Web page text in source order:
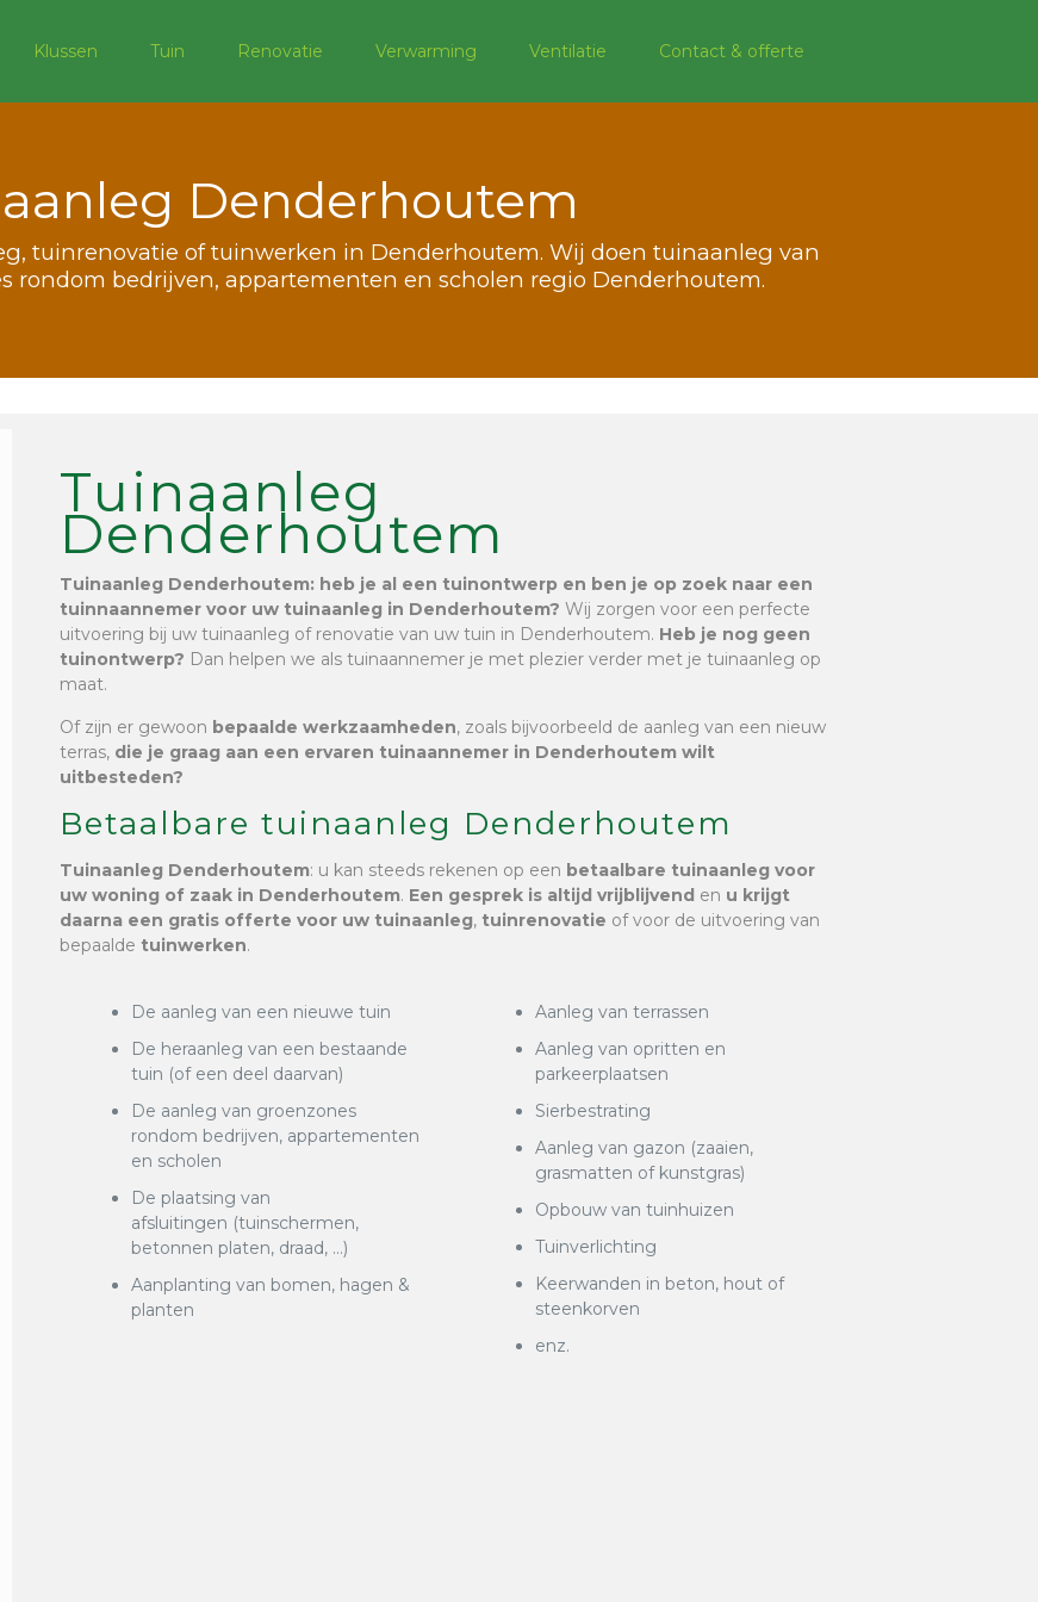
Klussen Tuin Renovatie Verwarming Ventilatie Contact & offerte
Denderhoutem
tuinrenovatie of tuinwerken in Denderhoutem. Wij doen tuinaanleg van
rondom bedrijven, appartementen en scholen regio Denderhoutem.
Tuinaanleg
Denderhoutem
Tuinaanleg Denderhoutem: heb je al een tuinontwerp en ben je op zoek naar een
tuinnaannemer voor uw tuinaanleg in Denderhoutem? Wij zorgen voor een perfecte
uitvoering bij uw tuinaanleg of renovatie van uw tuin in Denderhoutem. Heb je nog geen
tuinontwerp? Dan helpen we als tuinaannemer je met plezier verder met je tuinaanleg op
maat.
Of zijn er gewoon bepaalde werkzaamheden, zoals bijvoorbeeld de aanleg van een nieuw
terras, die je graag aan een ervaren tuinaannemer in Denderhoutem wilt
uitbesteden?
Betaalbare tuinaanleg Denderhoutem
Tuinaanleg Denderhoutem: u kan steeds rekenen op een betaalbare tuinaanleg voor
uw woning of zaak in Denderhoutem. Een gesprek is altijd vrijblijvend en u krijgt
daarna een gratis offerte voor uw tuinaanleg, tuinrenovatie of voor de uitvoering van
bepaalde tuinwerken.
De aanleg van een nieuwe tuin
De heraanleg van een bestaande
tuin (of een deel daarvan)
De aanleg van groenzones
rondom bedrijven, appartementen
en scholen
De plaatsing van
afsluitingen (tuinschermen,
betonnen platen, draad, …)
Aanplanting van bomen, hagen &
planten
Aanleg van terrassen
Aanleg van opritten en
parkeerplaatsen
Sierbestrating
Aanleg van gazon (zaaien,
grasmatten of kunstgras)
Opbouw van tuinhuizen
Tuinverlichting
Keerwanden in beton, hout of
steenkorven
enz.